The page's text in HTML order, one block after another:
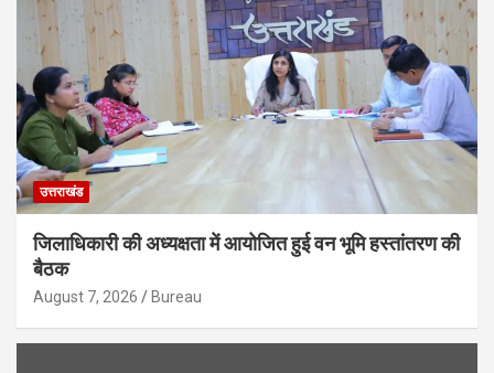
उत्तराखंड
जिलाधिकारी की अध्यक्षता में आयोजित हुई वन भूमि हस्तांतरण की
बैठक
August 7, 2026 Bureau